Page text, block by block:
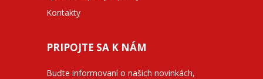
Kontakty
PRIPOJTE SA K NÁM
Buďte informovaní o našich novinkách,